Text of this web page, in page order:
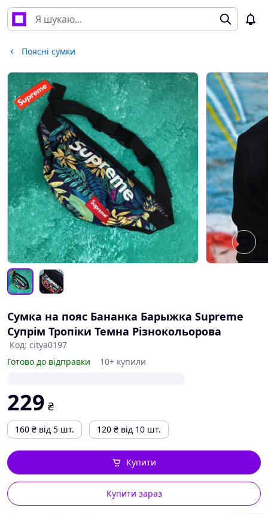
Поясні сумки
Сумка на пояс Бананка Барыжка Supreme
Супрім Тропіки Темна Різнокольорова
Код: citya0197
Готово до відправки
10+ купили
229 ₴
160 ₴ від 5 шт. 120 ₴ від 10 шт.
Купити зараз
Купити